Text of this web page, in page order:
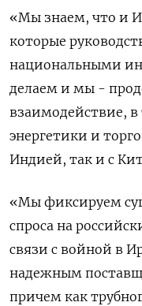
«Мы ​знаем, что и
которые
национальными
делаем и мы -
‌взаимодействие, в
энергетики и
Индией, ​так и с
«Мы фиксируем
спроса на
связи с войной в
надежным
причем как